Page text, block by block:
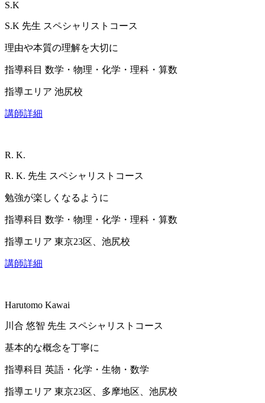
S.K
S.K 先生 スペシャリストコース
理由や本質の理解を大切に
指導科目 数学・物理・化学・理科・算数
指導エリア 池尻校
講師詳細
R. K.
R. K. 先生 スペシャリストコース
勉強が楽しくなるように
指導科目 数学・物理・化学・理科・算数
指導エリア 東京23区、池尻校
講師詳細
Harutomo Kawai
川合 悠智 先生 スペシャリストコース
基本的な概念を丁寧に
指導科目 英語・化学・生物・数学
指導エリア 東京23区、多摩地区、池尻校